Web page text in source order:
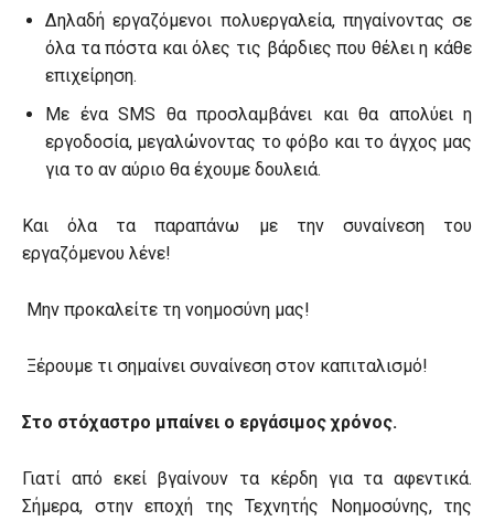
Δηλαδή εργαζόμενοι πολυεργαλεία, πηγαίνοντας σε
όλα τα πόστα και όλες τις βάρδιες που θέλει η κάθε
επιχείρηση.
Με ένα SMS θα προσλαμβάνει και θα απολύει η
εργοδοσία, μεγαλώνοντας το φόβο και το άγχος μας
για το αν αύριο θα έχουμε δουλειά.
Και όλα τα παραπάνω με την συναίνεση του
εργαζόμενου λένε!
Μην προκαλείτε τη νοημοσύνη μας!
Ξέρουμε τι σημαίνει συναίνεση στον καπιταλισμό!
Στο στόχαστρο μπαίνει ο εργάσιμος χρόνος.
Γιατί από εκεί βγαίνουν τα κέρδη για τα αφεντικά.
Σήμερα, στην εποχή της Τεχνητής Νοημοσύνης, της